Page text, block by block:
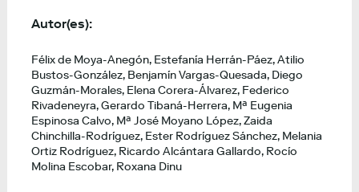
Autor(es):
Félix de Moya-Anegón, Estefanía Herrán-Páez, Atilio
Bustos-González, Benjamín Vargas-Quesada, Diego
Guzmán-Morales, Elena Corera-Álvarez, Federico
Rivadeneyra, Gerardo Tibaná-Herrera, Mª Eugenia
Espinosa Calvo, Mª José Moyano López, Zaida
Chinchilla-Rodríguez, Ester Rodríguez Sánchez, Melania
Ortiz Rodríguez, Ricardo Alcántara Gallardo, Rocío
Molina Escobar, Roxana Dinu